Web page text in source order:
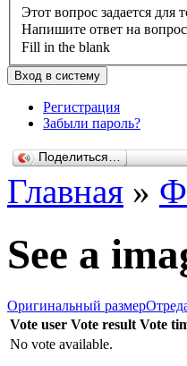
Напишите ответ на
Fill in the blank
Регистрация
Забыли пароль?
Поделиться…
Главная »
See a
Оригинальный размер
Vote user Vote result Vote
No vote available.